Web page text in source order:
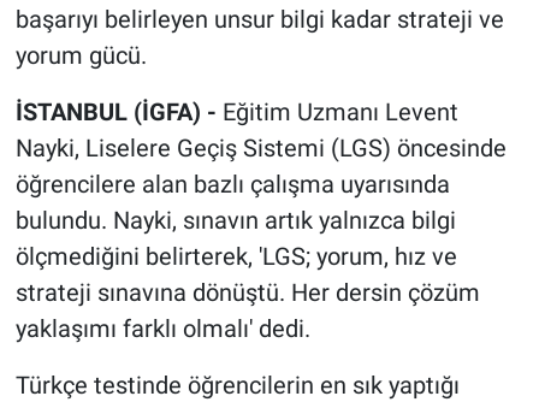
başarıyı belirleyen unsur bilgi kadar strateji ve
yorum gücü.
İSTANBUL (İGFA) - Eğitim Uzmanı Levent
Nayki, Liselere Geçiş Sistemi (LGS) öncesinde
öğrencilere alan bazlı çalışma uyarısında
bulundu. Nayki, sınavın artık yalnızca bilgi
ölçmediğini belirterek, 'LGS; yorum, hız ve
strateji sınavına dönüştü. Her dersin çözüm
yaklaşımı farklı olmalı' dedi.
Türkçe testinde öğrencilerin en sık yaptığı